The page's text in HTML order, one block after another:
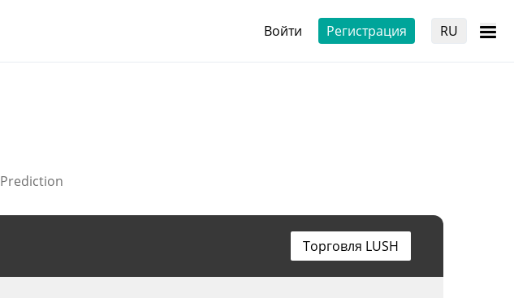
Войти Регистрация RU
Prediction
Торговля LUSH